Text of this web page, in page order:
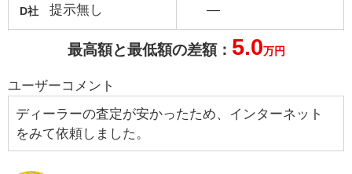
D社 提示無し ―
最高額と最低額の差額： 5.0万円
ユーザーコメント
ディーラーの査定が安かったため、インターネット
をみて依頼しました。